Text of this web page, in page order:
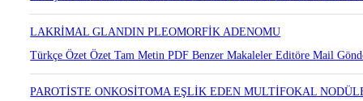
MALİGN PARAGANGLİOMA
Türkçe ÖzetÖzetTam MetinPDFBenzer MakalelerEditöre Mail
LAKRİMAL GLANDIN PLEOMORFİK ADENOMU
Türkçe ÖzetÖzetTam MetinPDFBenzer MakalelerEditöre Mail